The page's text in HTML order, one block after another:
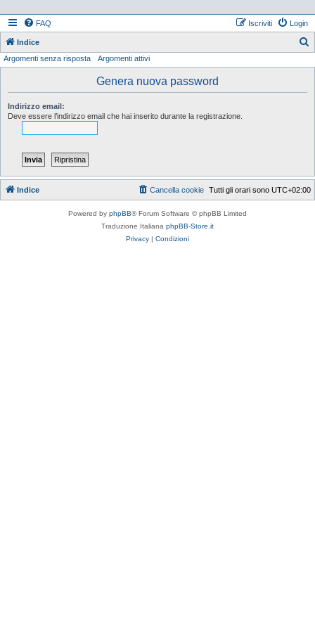
FAQ Login
Iscriviti
Indice
Argomenti senza risposta Argomenti attivi
Genera nuova password
Indirizzo email:
Deve essere l’indirizzo email che hai inserito durante la registrazione.
Indice Tutti gli orari sono UTC+02:00
Cancella cookie
Powered by phpBB® Forum Software © phpBB Limited
Traduzione Italiana phpBB-Store.it
Privacy | Condizioni